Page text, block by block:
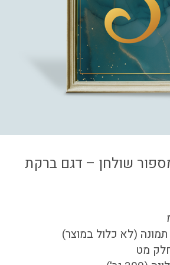
שולחן – דגם ברקת
(לא כלול במוצר)
מט